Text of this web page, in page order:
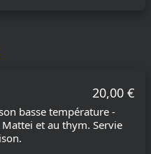
20,00 €
basse température -
et au thym. Servie